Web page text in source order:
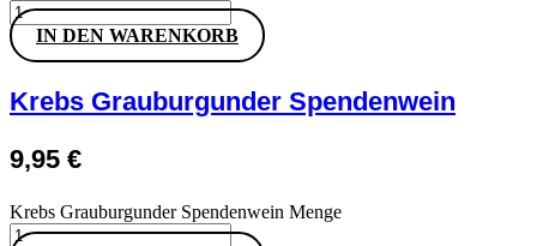
IN DEN WARENKORB
Krebs Grauburgunder Spendenwein
9,95 €
Krebs Grauburgunder Spendenwein Menge